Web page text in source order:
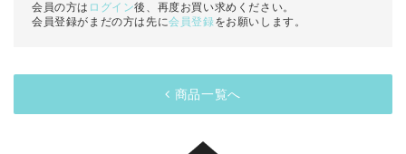
会員の方は ログイン後、再度お買い求めください。
会員登録がまだの方は先に会員登録をお願いします。
商品一覧へ